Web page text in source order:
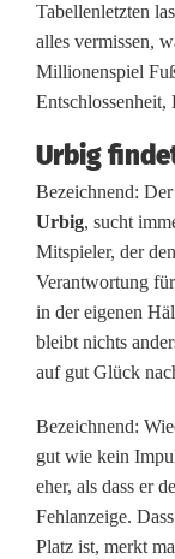
b
e
S
c
h
l
u
s
l
i
Tabellenletzten
alles vermissen,
Millionenspiel
Entschlossenheit,
Urbig
Bezeichnend: Der
Urbig, sucht
Mitspieler, der
Verantwortung
in der eigenen
bleibt nichts
auf gut Glück
Bezeichnend:
gut wie kein
eher, als dass er
Fehlanzeige. Dass
Platz ist, merkt